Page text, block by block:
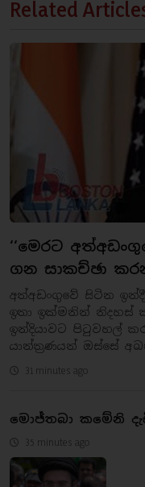
Related
‘‘මෙරට
ගන සාකච්ඡා
අත්අඩංගුවේ සිටින
ඉතා ඉක්මනින් නිදහස්
ඉන්දියාවට පිටුවහල්
යාන්ත්‍රණයන් ඔස්සේ
31 minutes ago
මොජ්තබා කමේනි
35 minutes ago